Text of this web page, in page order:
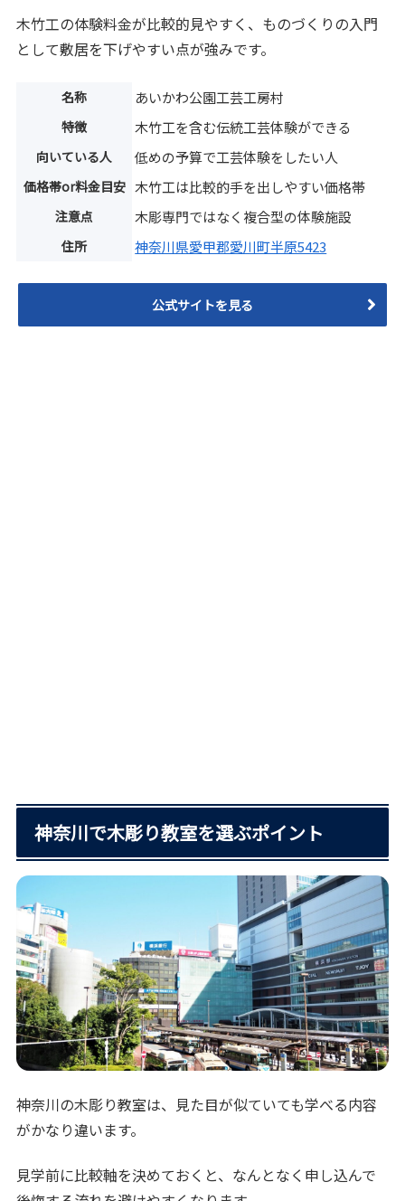
木竹工の体験料金が比較的見やすく、ものづくりの入門
として敷居を下げやすい点が強みです。
名称 あいかわ公園工芸工房村
特徴 木竹工を含む伝統工芸体験ができる
向いている人 低めの予算で工芸体験をしたい人
価格帯or料金目安 木竹工は比較的手を出しやすい価格帯
注意点 木彫専門ではなく複合型の体験施設
住所 神奈川県愛甲郡愛川町半原5423
公式サイトを見る
神奈川で木彫り教室を選ぶポイント
神奈川の木彫り教室は、見た目が似ていても学べる内容
がかなり違います。
見学前に比較軸を決めておくと、なんとなく申し込んで